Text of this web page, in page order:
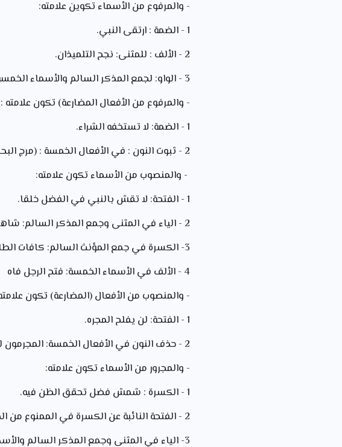
- والمرفوع من الأسماء تكوين علامته:
1 - الضمة : ارتقى النبي.
2 - الألف : للمثنی: نجح التلميذان.
3 - الواو: لجمع المذكر السالم والأسماء الخمسة : (قد أفلح المؤمنون)، "أخو الحلم دأبه الإغضاء"
- والمرفوع من الأفعال المضارعة) تكون علامته :
1 - الضمة: لا تستخفه الشراء.
2 - ثبوت النون : في الأفعال الخمسة : (مرج البحرين يلتقيان).
- والمنصوب من الأسماء تكون علامته:
1 - الفتحة: لا تقش بالنبي في الفضل خلقا.
2 - الياء في المثنى وجمع المذكر السالم: شاهدت حصتين تثقيفيتين.
3- الكسرة في جمع المؤنث السالم: كافات الطالبات النجيبات.
4 - الألف في الأسماء الخمسة: فتح الرجل فاه
- والمنصوب من الأفعال (المضارعة) تكون
1 - الفتحة: لن يفلح المجره.
2 - حذف النون في الأفعال الخمسة: المجرمون لن يفلحوا.
- والمجرور من الأسماء تكون علامته:
1 - الكسرة : شمش فضل تحقق الظن فيه.
2 - الفتحة النائبة عن الكسرة في الممنوع من الصرف : يا ابن آدم.
3- الياء في المثنى وجمع المذكر السالم والأسماء الخمسة : ابتعد عن المجرمين. اغتن بأخيك.